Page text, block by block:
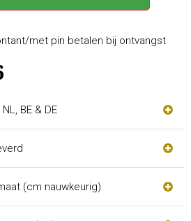
met pin betalen bij ontvangst
BE & DE
(cm nauwkeurig)